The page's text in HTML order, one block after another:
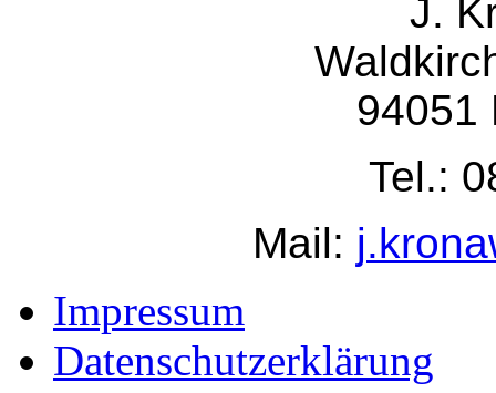
J.
94051
Tel.:
Mail:
Impressum
Datenschutzerklärung